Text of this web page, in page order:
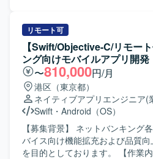
開発方針の整理、仕様調整や技
応などを実施していただきます
技術的なリードを行い、後続の詳
程まで一貫して対応していただき
報登録、交通状況入力、写真登録
想定しております。 【求める人物像】 モバイルアプリ開発
において主体的に設計方針や開
円滑にコミュニケーションを取り
題整理を推進できる方を求めて
技術面からリードしつつ、品質
取り組んでいただける方が望ましいです。 【
リモート可
【Swift/Objective-C/リモー
ング向けモバイルアプリ開発
〜810,000円/月
港区（東京都）
ネイティブアプリエンジニア(
Swift ・ Android（OS）
【募集背景】 ネットバンキング
バイス向け機能拡充および品質
を目的としております。 【作業内容】 ネットバンキング各